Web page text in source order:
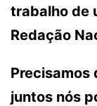
trabalho de
Redação
Precisamos
juntos nós